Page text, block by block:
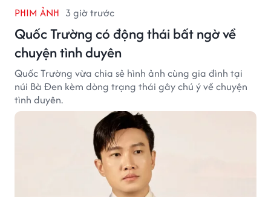
PHIM ẢNH 3 giờ trước
Quốc Trường có động thái bất ngờ về
chuyện tình duyên
Quốc Trường vừa chia sẻ hình ảnh cùng gia đình tại
núi Bà Đen kèm dòng trạng thái gây chú ý về chuyện
tình duyên.